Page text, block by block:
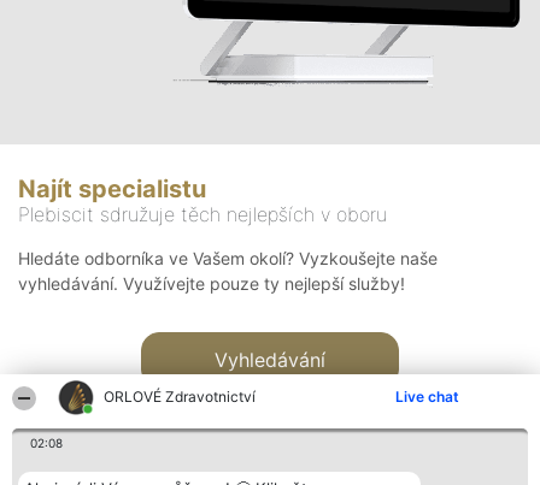
ORLOVÉ Zdravotnictví Live chat
02:08
Najít specialistu
Plebiscit sdružuje těch nejlepších v oboru
Hledáte odborníka ve Vašem okolí? Vyzkoušejte naše
vyhledávání. Využívejte pouze ty nejlepší služby!
Vyhledávání